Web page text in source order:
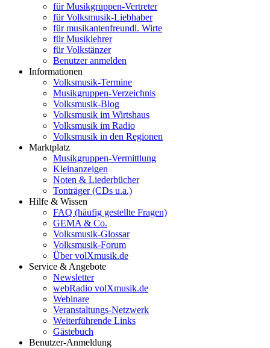
für Musikgruppen-Vertreter
für Volksmusik-Liebhaber
für musikantenfreundl. Wirte
für Musiklehrer
für Volkstänzer
Benutzer anmelden
Informationen
Volksmusik-Termine
Musikgruppen-Verzeichnis
Volksmusik-Blog
Volksmusik im Wirtshaus
Volksmusik im Radio
Volksmusik in den Regionen
Marktplatz
Musikgruppen-Vermittlung
Kleinanzeigen
Noten & Liederbücher
Tonträger (CDs u.a.)
Hilfe & Wissen
FAQ (häufig gestellte Fragen)
GEMA & Co.
Volksmusik-Glossar
Volksmusik-Forum
Über volXmusik.de
Service & Angebote
Newsletter
webRadio volXmusik.de
Webinare
Veranstaltungs-Netzwerk
Weiterführende Links
Gästebuch
Benutzer-Anmeldung